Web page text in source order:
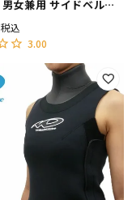
税込
3.00